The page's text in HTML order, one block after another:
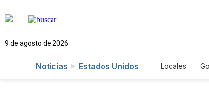
9 de agosto de 2026
Noticias Estados Unidos Locales